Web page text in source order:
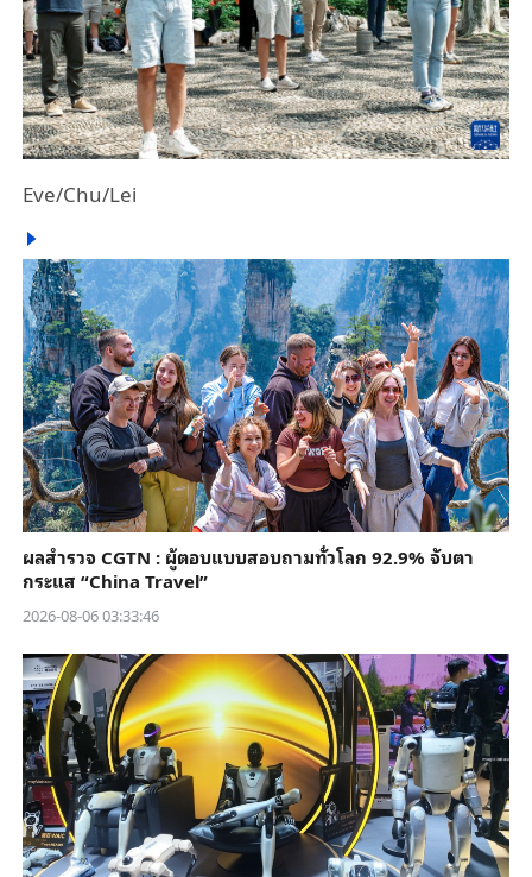
Eve/Chu/Lei
ผลสำรวจ CGTN : ผู้ตอบแบบสอบถามทั่วโลก 92.9% จับตา
กระแส “China Travel”
2026-08-06 03:33:46